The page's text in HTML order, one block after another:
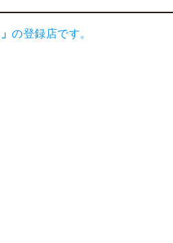
」の登録店です。